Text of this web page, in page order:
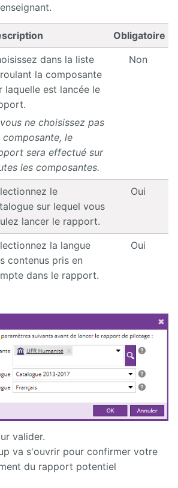
Obligatoire
dans la liste
la composante
laquelle est lancée le
ne choisissez pas
composante, le
sera effectué sur
les composantes.
Non
le
sur lequel vous
lancer le rapport.
Oui
la langue
contenus pris en
dans le rapport.
Oui
valider.
va s'ouvrir pour confirmer votre
du rapport potentiel